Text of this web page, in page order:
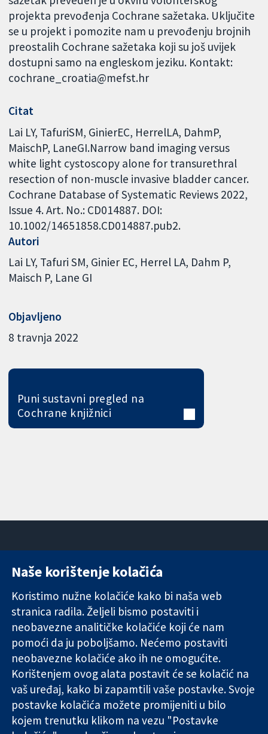
projekta prevođenja Cochrane sažetaka. Uključite
se u projekt i pomozite nam u prevođenju brojnih
preostalih Cochrane sažetaka koji su još uvijek
dostupni samo na engleskom jeziku. Kontakt:
cochrane_croatia@mefst.hr
Citat
Lai LY, TafuriSM, GinierEC, HerrelLA, DahmP,
MaischP, LaneGI.Narrow band imaging versus
white light cystoscopy alone for transurethral
resection of non-muscle invasive bladder cancer.
Cochrane Database of Systematic Reviews 2022,
Issue 4. Art. No.: CD014887. DOI:
10.1002/14651858.CD014887.pub2.
Autori
Lai LY Tafuri SM Ginier EC Herrel LA Dahm P
Maisch P Lane GI
Objavljeno
8 travnja 2022
Puni sustavni pregled na
Cochrane knjižnici
Pouzdani dokazi.
Utemeljeni
dokazi.
Bolje zdravlje.
11-13 Cavendish
London
W1G 0AN
Ujedinjeno
Kraljevstvo
Novosti
medije
O nama
Poslovi
Cochrane
Library
The Cochrane Collaboration is a charity (no. 1045921) and a
Naše korištenje kolačića
Koristimo nužne kolačiće kako bi naša web
stranica radila. Željeli bismo postaviti i
neobavezne analitičke kolačiće koji će nam
pomoći da ju poboljšamo. Nećemo postaviti
neobavezne kolačiće ako ih ne omogućite.
Korištenjem ovog alata postavit će se kolačić na
vaš uređaj, kako bi zapamtili vaše postavke. Svoje
postavke kolačića možete promijeniti u bilo
kojem trenutku klikom na vezu "Postavke